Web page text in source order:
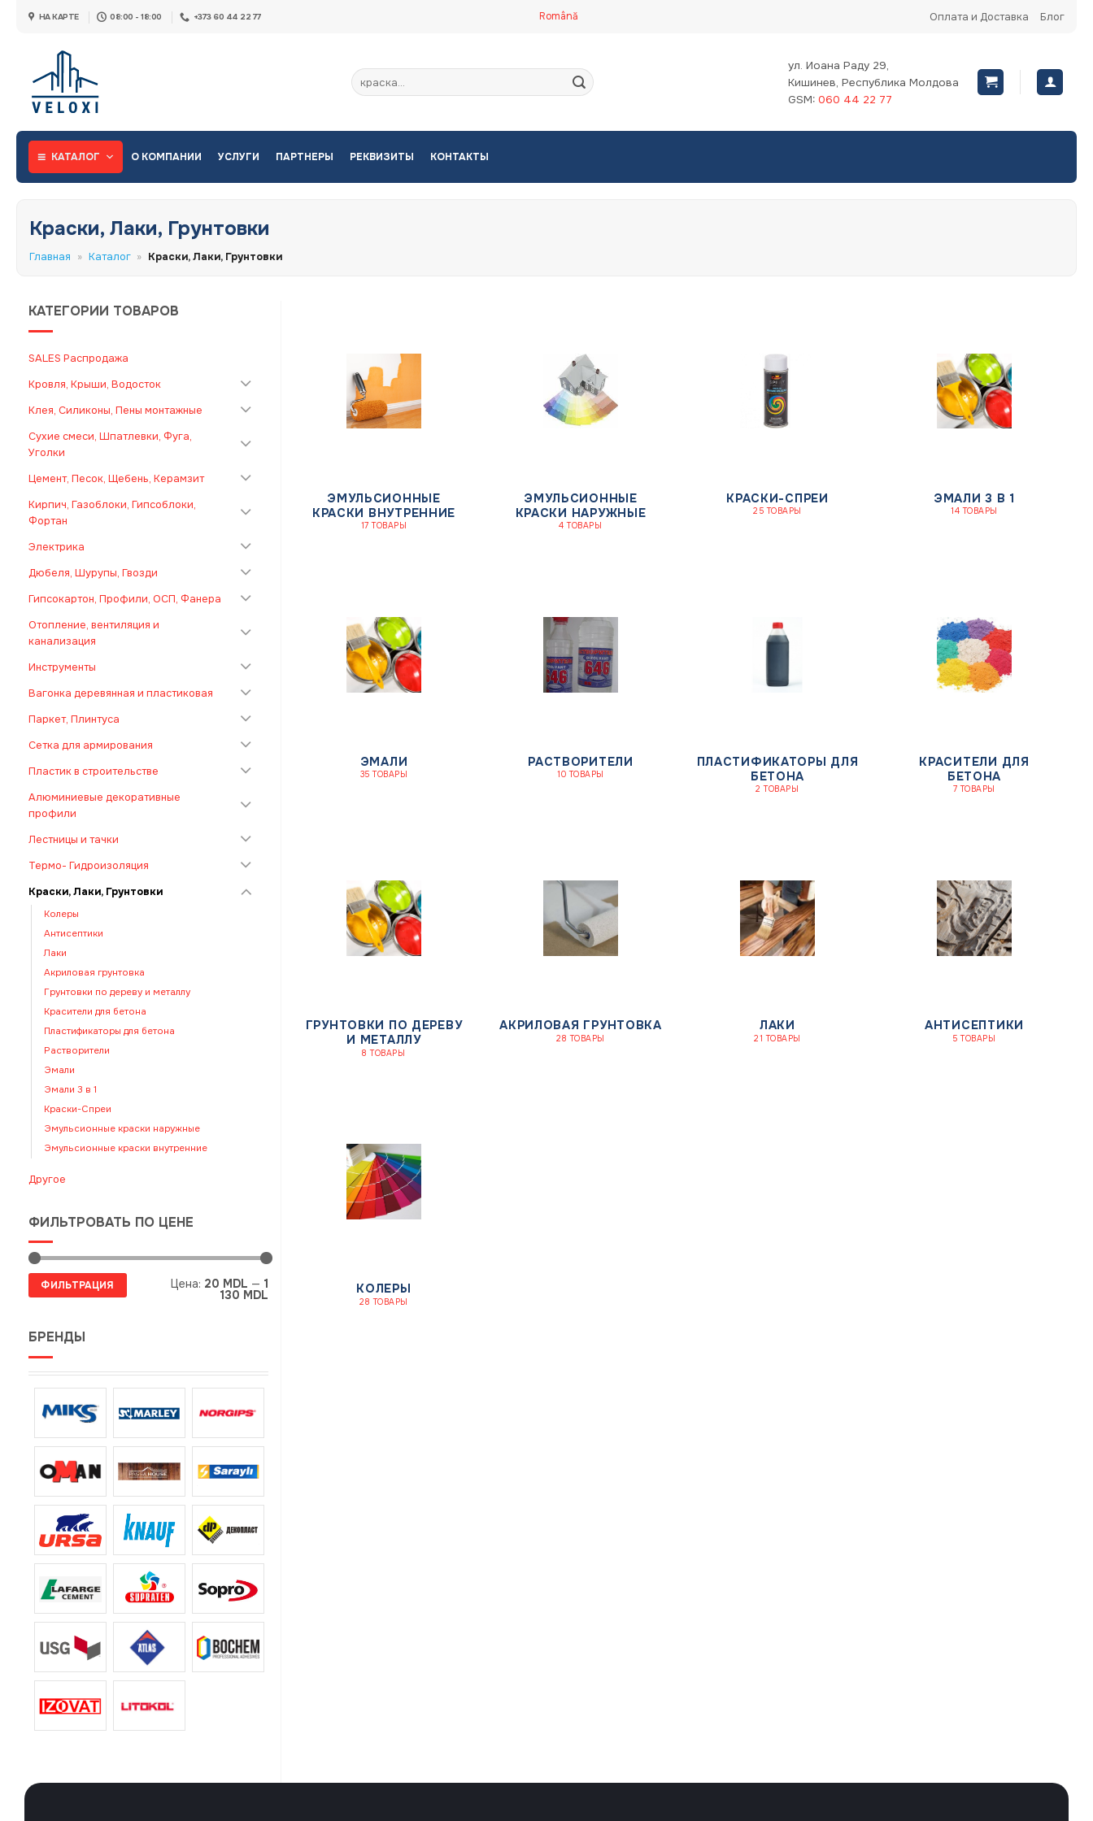
НА КАРТЕ 08:00 - 18:00 +373 60 44 22 77 Română Оплата и Доставка Блог
Искать:
ул. Иоана Раду 29,
Кишинев, Республика Молдова
GSM: 060 44 22 77
КАТАЛОГ О КОМПАНИИ УСЛУГИ ПАРТНЕРЫ РЕКВИЗИТЫ КОНТАКТЫ
Краски, Лаки, Грунтовки
Главная » Каталог » Краски, Лаки, Грунтовки
КАТЕГОРИИ ТОВАРОВ
SALES Распродажа
Кровля, Крыши, Водосток
Клея, Силиконы, Пены монтажные
Сухие смеси, Шпатлевки, Фуга,
Уголки
Цемент, Песок, Щебень, Керамзит
Кирпич, Газоблоки, Гипсоблоки,
Фортан
Электрика
Дюбеля, Шурупы, Гвозди
Гипсокартон, Профили, ОСП, Фанера
Отопление, вентиляция и
канализация
Инструменты
Вагонка деревянная и пластиковая
Паркет, Плинтуса
Сетка для армирования
Пластик в строительстве
Алюминиевые декоративные
профили
Лестницы и тачки
Термо- Гидроизоляция
Краски, Лаки, Грунтовки
Колеры
Антисептики
Лаки
Акриловая грунтовка
Грунтовки по дереву и металлу
Красители для бетона
Пластификаторы для бетона
Растворители
Эмали
Эмали 3 в 1
Краски-Спреи
Эмульсионные краски наружные
Эмульсионные краски внутренние
Другое
ФИЛЬТРОВАТЬ ПО ЦЕНЕ
Минимальная
цена
Максимальная
цена
ФИЛЬТРАЦИЯ Цена: 20 MDL — 1
130 MDL
БРЕНДЫ
ЭМУЛЬСИОННЫЕ
КРАСКИ ВНУТРЕННИЕ
17 ТОВАРЫ
ЭМУЛЬСИОННЫЕ
КРАСКИ НАРУЖНЫЕ
4 ТОВАРЫ
КРАСКИ-СПРЕИ
25 ТОВАРЫ
ЭМАЛИ 3 В 1
14 ТОВАРЫ
ЭМАЛИ
35 ТОВАРЫ
РАСТВОРИТЕЛИ
10 ТОВАРЫ
ПЛАСТИФИКАТОРЫ ДЛЯ
БЕТОНА
2 ТОВАРЫ
КРАСИТЕЛИ ДЛЯ
БЕТОНА
7 ТОВАРЫ
ГРУНТОВКИ ПО ДЕРЕВУ
И МЕТАЛЛУ
8 ТОВАРЫ
АКРИЛОВАЯ ГРУНТОВКА
28 ТОВАРЫ
ЛАКИ
21 ТОВАРЫ
АНТИСЕПТИКИ
5 ТОВАРЫ
КОЛЕРЫ
28 ТОВАРЫ